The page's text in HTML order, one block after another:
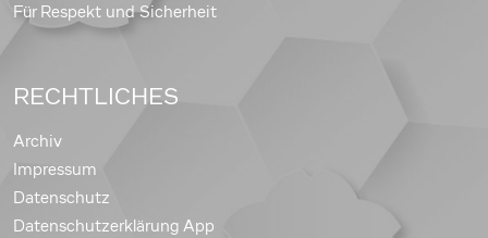
Für Respekt und Sicherheit
RECHTLICHES
Archiv
Impressum
Datenschutz
Datenschutzerklärung App